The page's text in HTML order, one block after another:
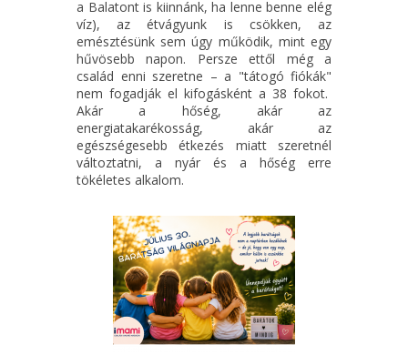
a Balatont is kiinnánk, ha lenne benne elég
víz), az étvágyunk is csökken, az
emésztésünk sem úgy működik, mint egy
hűvösebb napon. Persze ettől még a
család enni szeretne – a "tátogó fiókák"
nem fogadják el kifogásként a 38 fokot.
Akár a hőség, akár az
energiatakarékosság, akár az
egészségesebb étkezés miatt szeretnél
változtatni, a nyár és a hőség erre
tökéletes alkalom.